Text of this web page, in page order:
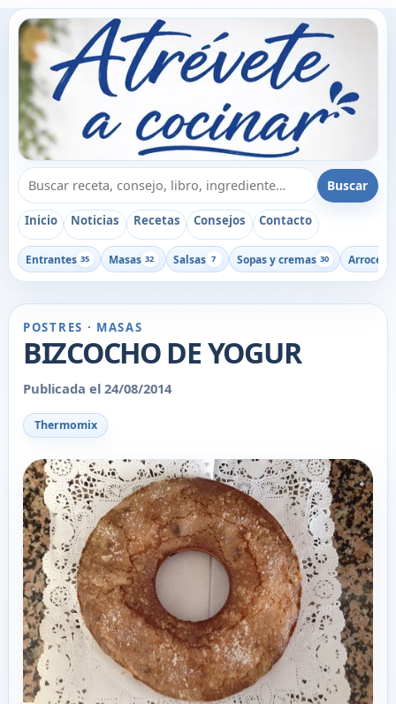
Buscar recetas, consejos o libros Buscar
Inicio Noticias Recetas Consejos Contacto
Entrantes 35 Masas 32 Salsas 7 Sopas y cremas 30 Arroces
POSTRES · MASAS
BIZCOCHO DE YOGUR
Publicada el 24/08/2014
Thermomix